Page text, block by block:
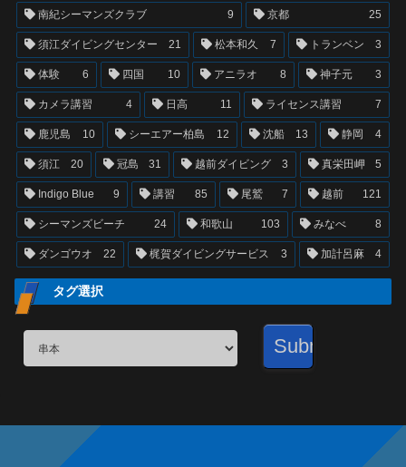
南紀シーマンズクラブ 9 京都 25
須江ダイビングセンター 21 松本和久 7 トランベン 3
体験 6 四国 10 アニラオ 8 神子元 3
カメラ講習 4 日高 11 ライセンス講習 7
鹿児島 10 シーエアー柏島 12 沈船 13 静岡 4
須江 20 冠島 31 越前ダイビング 3 真栄田岬 5
Indigo Blue 9 講習 85 尾鷲 7 越前 121
シーマンズビーチ 24 和歌山 103 みなべ 8
ダンゴウオ 22 梶賀ダイビングサービス 3 加計呂麻 4
タグ選択